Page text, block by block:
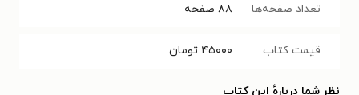
تعداد صفحه‌ها ۸۸ صفحه
قیمت کتاب ۴۵۰۰۰ تومان
نظر شما دربارهٔ این کتاب